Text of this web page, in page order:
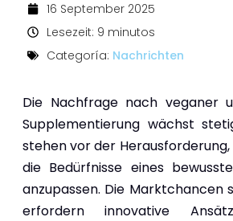
16 September 2025
Lesezeit: 9 minutos
Categoría: Nachrichten
Die Nachfrage nach veganer
Supplementierung wächst
stehen vor der
die Bedürfnisse eines
anzupassen. Die Marktchancen
erfordern innovative